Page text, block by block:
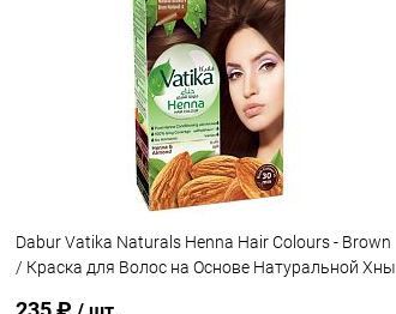
Dabur Vatika Naturals Henna Hair Colours - Brown
/ Краска для Волос на Основе Натуральной Хны